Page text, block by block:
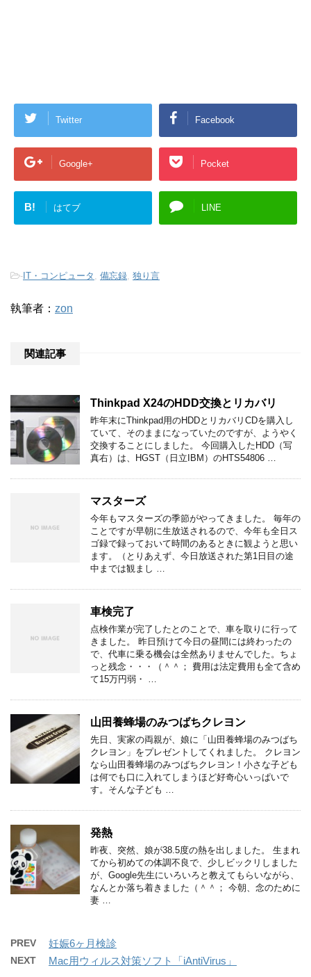
Twitter Facebook
Google+ Pocket
B! はてブ LINE
-IT・コンピュータ 備忘録 独り言
執筆者： zon
関連記事
Thinkpad X24のHDD交換とリカバリ
昨年末にThinkpad用のHDDとリカバリCDを購入し
ていて、そのままになっていたのですが、ようやく
交換することにしました。 今回購入したHDD（写
真右）は、HGST（日立IBM）のHTS54806 …
マスターズ
今年もマスターズの季節がやってきました。 毎年の
ことですが早朝に生放送されるので、今年も全日ス
ゴ録で録っておいて時間のあるときに観ようと思い
ます。（とりあえず、今日放送された第1日目の途
中までは観まし …
車検完了
点検作業が完了したとのことで、車を取りに行って
きました。 昨日預けて今日の昼間には終わったの
で、代車に乗る機会は全然ありませんでした。ちょ
っと残念・・・（＾＾； 費用は法定費用も全て含め
て15万円弱・ …
山田養蜂場のみつばちクレヨン
先日、実家の両親が、娘に「山田養蜂場のみつばち
クレヨン」をプレゼントしてくれました。 クレヨン
なら山田養蜂場のみつばちクレヨン！小さな子ども
は何でも口に入れてしまうほど好奇心いっぱいで
す。そんな子ども …
発熱
昨夜、突然、娘が38.5度の熱を出しました。 生まれ
てから初めての体調不良で、少しビックリしました
が、Google先生にいろいろと教えてもらいながら、
なんとか落ち着きました（＾＾； 今朝、念のために
妻 …
PREV 妊娠6ヶ月検診
NEXT Mac用ウィルス対策ソフト「iAntiVirus」